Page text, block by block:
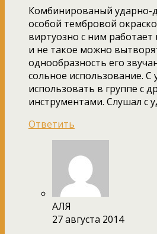
Комбинированый ударно-
особой тембровой
виртуозно с ним
и не такое можно
однообразность его
сольное использование.
использовать в группе с
инструментами. Слушал с
Ответить
АЛЯ
27 августа 2014